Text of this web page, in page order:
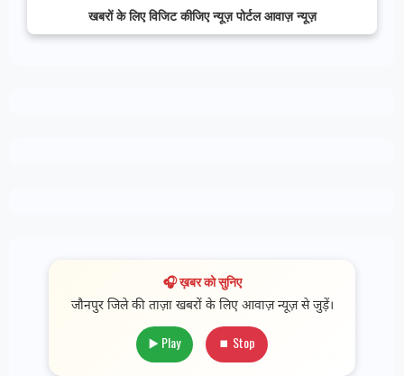
खबरों के लिए विजिट कीजिए न्यूज़ पोर्टल आवाज़ न्यूज़
🎧 ख़बर को सुनिए
जौनपुर जिले की ताज़ा खबरों के लिए आवाज़ न्यूज़ से जुड़ें।
▶️ Play ⏹ Stop